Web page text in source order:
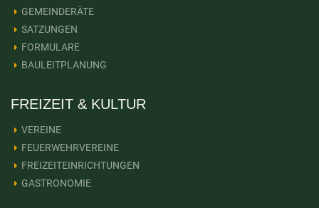
GEMEINDERÄTE
SATZUNGEN
FORMULARE
BAULEITPLANUNG
FREIZEIT & KULTUR
VEREINE
FEUERWEHRVEREINE
FREIZEITEINRICHTUNGEN
GASTRONOMIE